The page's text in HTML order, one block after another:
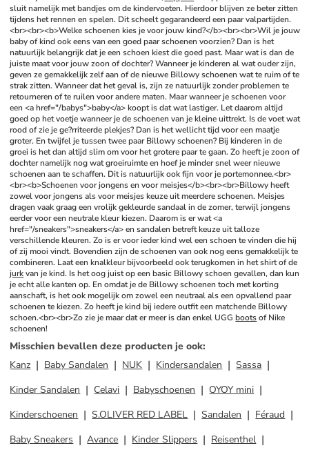
sluit namelijk met bandjes om de kindervoeten. Hierdoor blijven ze beter zitten
tijdens het rennen en spelen. Dit scheelt gegarandeerd een paar valpartijden.
<br><br><b>Welke schoenen kies je voor jouw kind?</b><br><br>Wil je jouw
baby of kind ook eens van een goed paar schoenen voorzien? Dan is het
natuurlijk belangrijk dat je een schoen kiest die goed past. Maar wat is dan de
juiste maat voor jouw zoon of dochter? Wanneer je kinderen al wat ouder zijn,
geven ze gemakkelijk zelf aan of de nieuwe Billowy schoenen wat te ruim of te
strak zitten. Wanneer dat het geval is, zijn ze natuurlijk zonder problemen te
retourneren of te ruilen voor andere maten. Maar wanneer je schoenen voor
een <a href="/babys">baby</a> koopt is dat wat lastiger. Let daarom altijd
goed op het voetje wanneer je de schoenen van je kleine uittrekt. Is de voet wat
rood of zie je ge?rriteerde plekjes? Dan is het wellicht tijd voor een maatje
groter. En twijfel je tussen twee paar Billowy schoenen? Bij kinderen in de
groei is het dan altijd slim om voor het grotere paar te gaan. Zo heeft je zoon of
dochter namelijk nog wat groeiruimte en hoef je minder snel weer nieuwe
schoenen aan te schaffen. Dit is natuurlijk ook fijn voor je portemonnee.<br>
<br><b>Schoenen voor jongens en voor meisjes</b><br><br>Billowy heeft
zowel voor jongens als voor meisjes keuze uit meerdere schoenen. Meisjes
dragen vaak graag een vrolijk gekleurde sandaal in de zomer, terwijl jongens
eerder voor een neutrale kleur kiezen. Daarom is er wat <a
href="/sneakers">sneakers</a> en sandalen betreft keuze uit talloze
verschillende kleuren. Zo is er voor ieder kind wel een schoen te vinden die hij
of zij mooi vindt. Bovendien zijn de schoenen van ook nog eens gemakkelijk te
jurk van je kind. Is het oog juist op een basic Billowy schoen gevallen, dan kun
je echt alle kanten op. En omdat je de Billowy schoenen toch met korting
aanschaft, is het ook mogelijk om zowel een neutraal als een opvallend paar
schoenen te kiezen. Zo heeft je kind bij iedere outfit een matchende Billowy
schoen.<br><br>Zo zie je maar dat er meer is dan enkel UGG boots of Nike
schoenen!
Misschien bevallen deze producten je ook:
Kanz
Baby Sandalen NUK Kindersandalen
Sassa
Kinder Sandalen
Celavi Babyschoenen
OYOY mini
Kinderschoenen
S.OLIVER RED LABEL Sandalen
Féraud
Baby Sneakers
Avance Kinder Slippers
Reisenthel